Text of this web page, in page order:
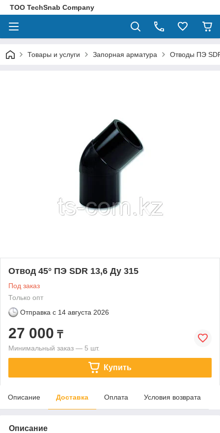
ТОО TechSnab Company
Товары и услуги Запорная арматура Отводы ПЭ
Отвод 45° ПЭ SDR 13,6 Ду 315
Под заказ
Только опт
Отправка с 14 августа 2026
27 000 ₸
Минимальный заказ — 5 шт.
Купить
Описание Доставка Оплата Условия возврата
Описание